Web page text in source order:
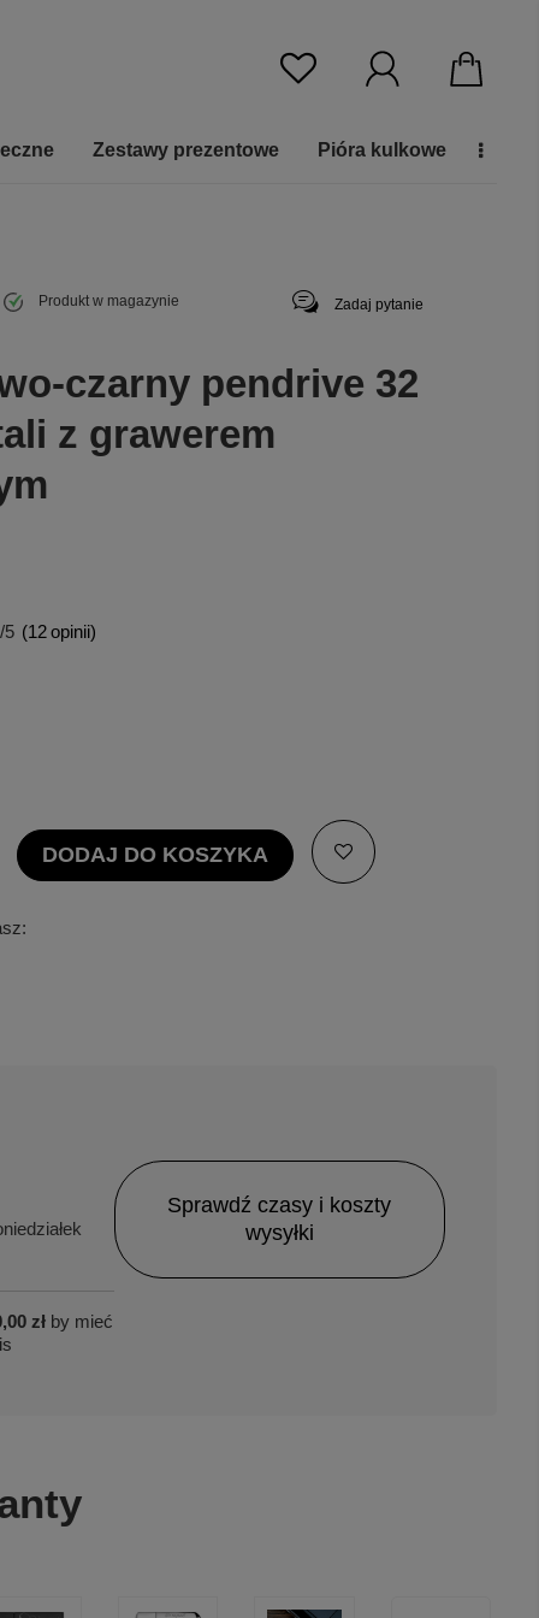
Zestawy prezentowe Pióra kulkowe
Produkt w magazynie Zadaj pytanie
czarny pendrive 32
z grawerem
5 (12opinii)
DODAJ DO KOSZYKA
zł by mieć
Sprawdź czasy i koszty
wysyłki